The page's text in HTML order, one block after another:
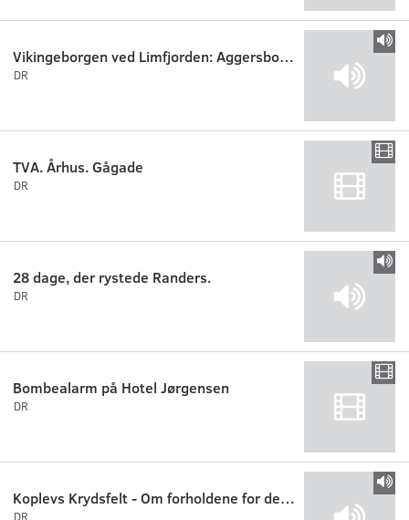
Vikingeborgen ved Limfjorden: Aggersborg del 1
DR
TVA. Århus. Gågade
DR
28 dage, der rystede Randers.
DR
Bombealarm på Hotel Jørgensen
DR
Koplevs Krydsfelt - Om forholdene for de psykisk syge
DR